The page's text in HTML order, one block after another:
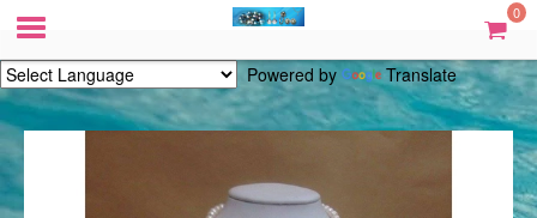
0
Powered by Translate